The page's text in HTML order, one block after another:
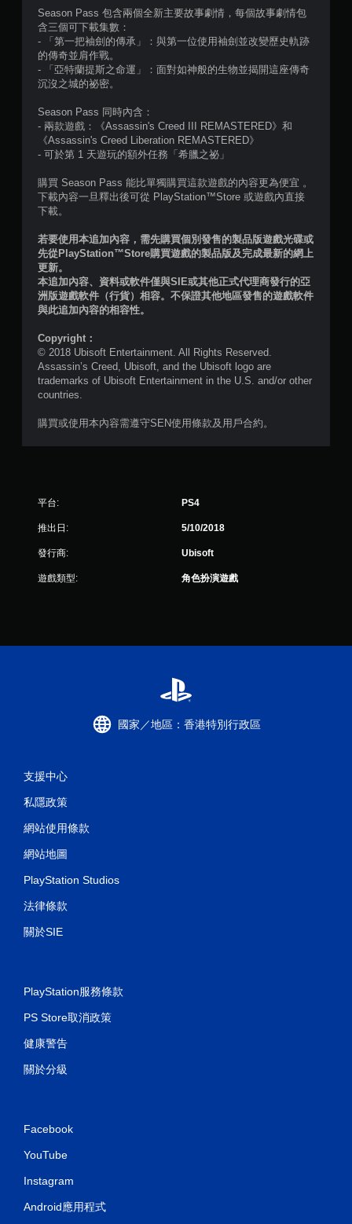
顆
星
）
共
6
則
評
分
Season Pass 包含兩個全新主要故事劇情，每個故事劇情包
含三個可下載集數：
- 「第一把袖劍的傳承」：與第一位使用袖劍並改變歷史軌跡
的傳奇並肩作戰。
- 「亞特蘭提斯之命運」：面對如神般的生物並揭開這座傳奇
沉沒之城的祕密。
Season Pass 同時內含：
- 兩款遊戲：《Assassin's Creed III REMASTERED》和
《Assassin's Creed Liberation REMASTERED》
- 可於第 1 天遊玩的額外任務「希臘之祕」
購買 Season Pass 能比單獨購買這款遊戲的內容更為便宜 。
下載內容一旦釋出後可從 PlayStation™Store 或遊戲內直接
下載。
若要使用本追加內容，需先購買個別發售的製品版遊戲光碟或
先從PlayStation™Store購買遊戲的製品版及完成最新的網上
更新。
本追加內容、資料或軟件僅與SIE或其他正式代理商發行的亞
洲版遊戲軟件（行貨）相容。不保證其他地區發售的遊戲軟件
與此追加內容的相容性。
Copyright：
© 2018 Ubisoft Entertainment. All Rights Reserved.
Assassin’s Creed, Ubisoft, and the Ubisoft logo are
trademarks of Ubisoft Entertainment in the U.S. and/or other
countries.
購買或使用本內容需遵守SEN使用條款及用戶合約。
平台: PS4
推出日: 5/10/2018
發行商: Ubisoft
遊戲類型: 角色扮演遊戲
國家／地區：香港特別行政區
支援中心
私隱政策
網站使用條款
網站地圖
PlayStation Studios
法律條款
關於SIE
PlayStation服務條款
PS Store取消政策
健康警告
關於分級
Facebook
YouTube
Instagram
Android應用程式